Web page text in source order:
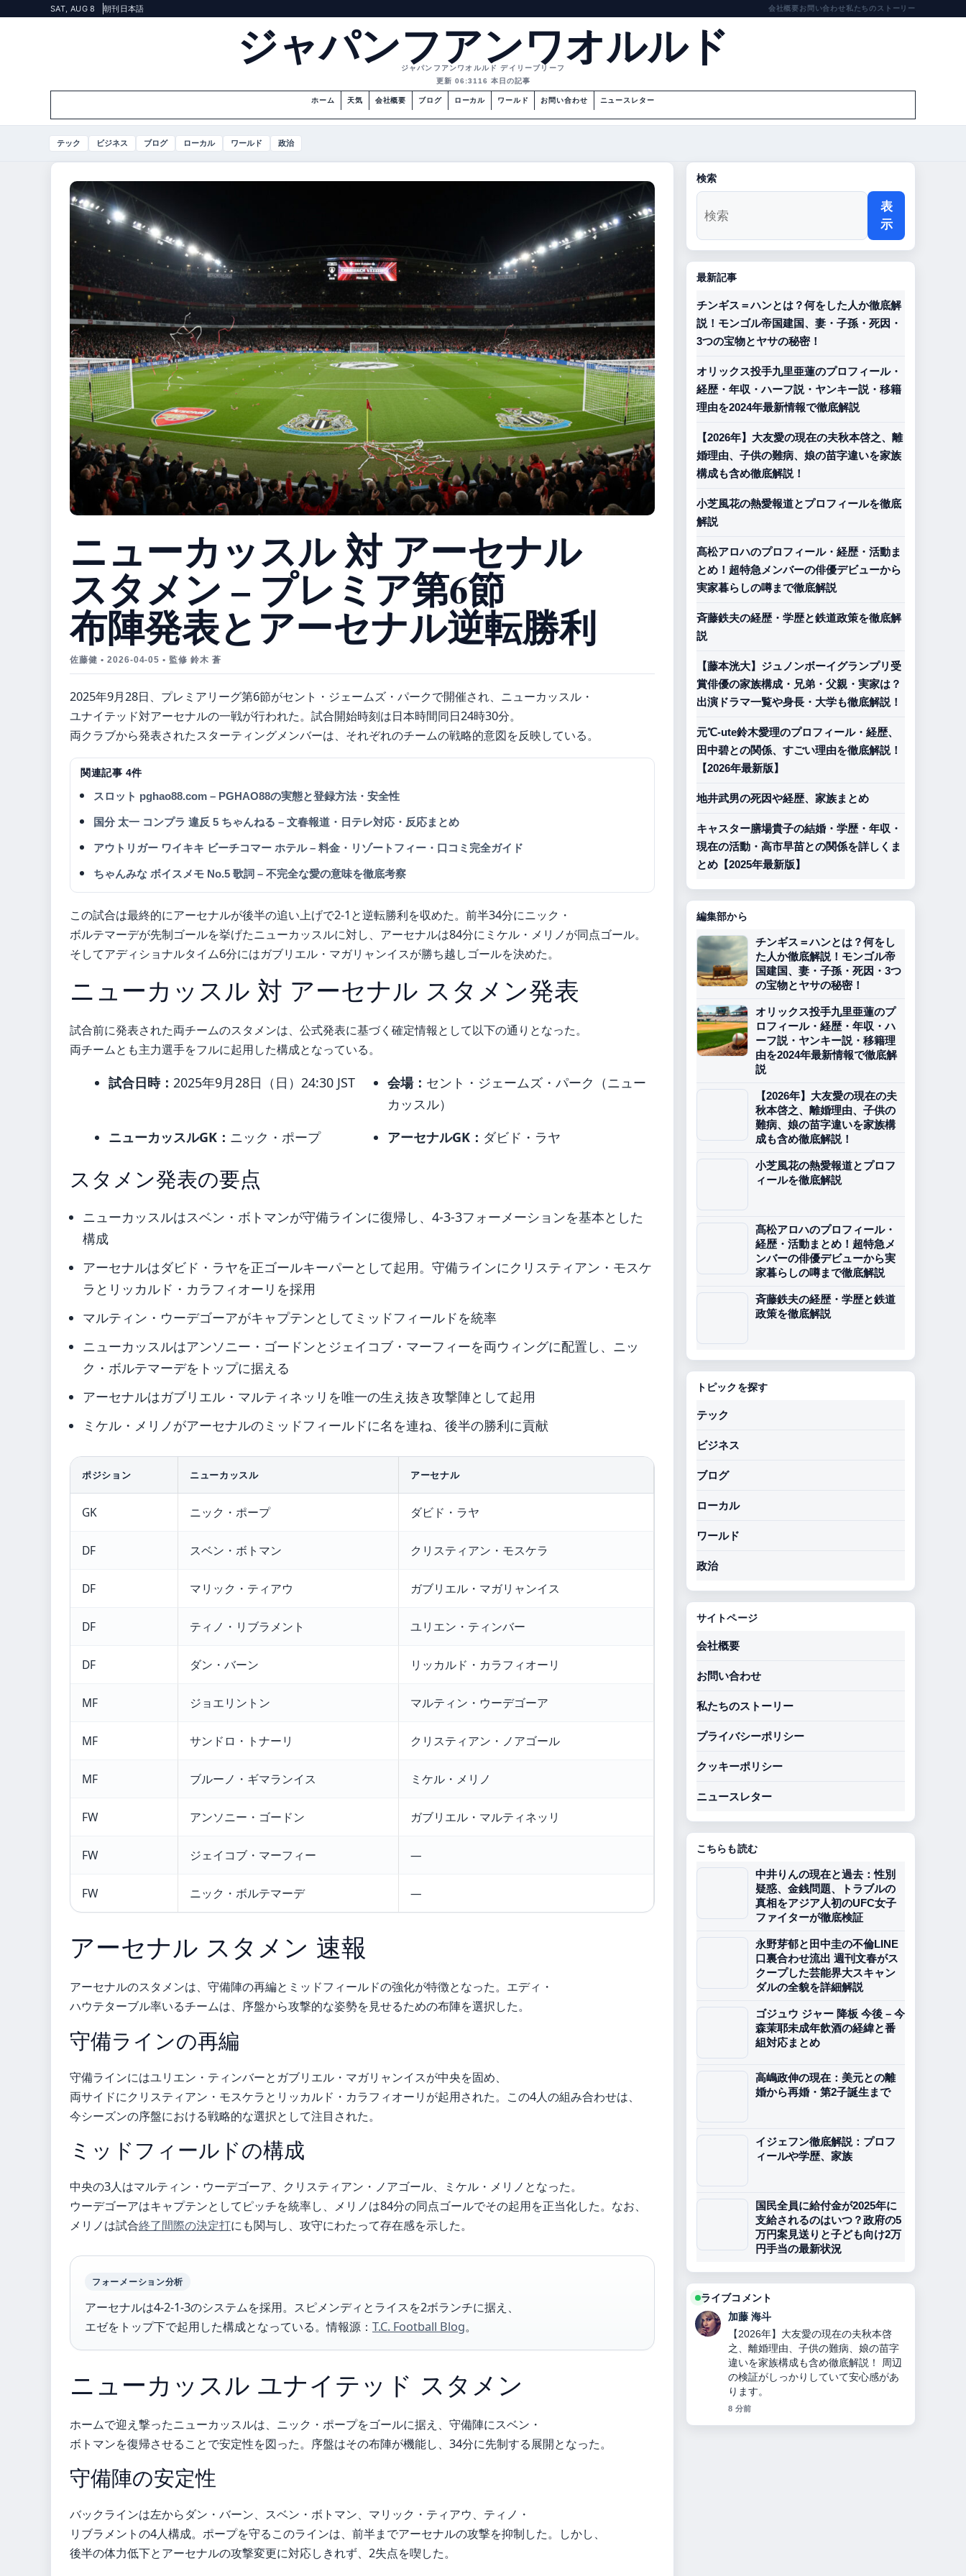
SAT, AUG 8 朝刊 日本語 会社概要お問い合わせ私たちのストーリー
ジャパンフアンワオルルド
ジャパンフアンワオルルド デイリーブリーフ
更新 06:31 16 本日の記事
ホーム 天気 会社概要 ブログ ローカル ワールド お問い合わせ ニュースレター
テック ビジネス ブログ ローカル ワールド 政治
ニューカッスル 対 アーセナル
スタメン – プレミア第6節
布陣発表とアーセナル逆転勝利
佐藤健 • 2026-04-05 • 監修 鈴木 蒼
2025年9月28日、プレミアリーグ第6節がセント・ジェームズ・パークで開催され、ニューカッスル・
ユナイテッド対アーセナルの一戦が行われた。試合開始時刻は日本時間同日24時30分。
両クラブから発表されたスターティングメンバーは、それぞれのチームの戦略的意図を反映している。
関連記事 4件
スロット pghao88.com – PGHAO88の実態と登録方法・安全性
国分 太一 コンプラ 違反 5 ちゃんねる – 文春報道・日テレ対応・反応まとめ
アウトリガー ワイキキ ビーチコマー ホテル – 料金・リゾートフィー・口コミ完全ガイド
ちゃんみな ボイスメモ No.5 歌詞 – 不完全な愛の意味を徹底考察
この試合は最終的にアーセナルが後半の追い上げで2-1と逆転勝利を収めた。前半34分にニック・
ボルテマーデが先制ゴールを挙げたニューカッスルに対し、アーセナルは84分にミケル・メリノが同点ゴール。
そしてアディショナルタイム6分にはガブリエル・マガリャンイスが勝ち越しゴールを決めた。
ニューカッスル 対 アーセナル スタメン発表
試合前に発表された両チームのスタメンは、公式発表に基づく確定情報として以下の通りとなった。
両チームとも主力選手をフルに起用した構成となっている。
試合日時： 2025年9月28日（日）24:30 JST 会場： セント・ジェームズ・パーク（ニュー
カッスル）
ニューカッスルGK： ニック・ポープ アーセナルGK： ダビド・ラヤ
スタメン発表の要点
ニューカッスルはスベン・ボトマンが守備ラインに復帰し、4-3-3フォーメーションを基本とした
構成
アーセナルはダビド・ラヤを正ゴールキーパーとして起用。守備ラインにクリスティアン・モスケ
ラとリッカルド・カラフィオーリを採用
マルティン・ウーデゴーアがキャプテンとしてミッドフィールドを統率
ニューカッスルはアンソニー・ゴードンとジェイコブ・マーフィーを両ウィングに配置し、ニッ
ク・ボルテマーデをトップに据える
アーセナルはガブリエル・マルティネッリを唯一の生え抜き攻撃陣として起用
ミケル・メリノがアーセナルのミッドフィールドに名を連ね、後半の勝利に貢献
ポジション ニューカッスル アーセナル
GK ニック・ポープ ダビド・ラヤ
DF スベン・ボトマン クリスティアン・モスケラ
DF マリック・ティアウ ガブリエル・マガリャンイス
DF ティノ・リブラメント ユリエン・ティンバー
DF ダン・バーン リッカルド・カラフィオーリ
MF ジョエリントン マルティン・ウーデゴーア
MF サンドロ・トナーリ クリスティアン・ノアゴール
MF ブルーノ・ギマランイス ミケル・メリノ
FW アンソニー・ゴードン ガブリエル・マルティネッリ
FW ジェイコブ・マーフィー ―
FW ニック・ボルテマーデ ―
アーセナル スタメン 速報
アーセナルのスタメンは、守備陣の再編とミッドフィールドの強化が特徴となった。エディ・
ハウテターブル率いるチームは、序盤から攻撃的な姿勢を見せるための布陣を選択した。
守備ラインの再編
守備ラインにはユリエン・ティンバーとガブリエル・マガリャンイスが中央を固め、
両サイドにクリスティアン・モスケラとリッカルド・カラフィオーリが起用された。この4人の組み合わせは、
今シーズンの序盤における戦略的な選択として注目された。
ミッドフィールドの構成
中央の3人はマルティン・ウーデゴーア、クリスティアン・ノアゴール、ミケル・メリノとなった。
ウーデゴーアはキャプテンとしてピッチを統率し、メリノは84分の同点ゴールでその起用を正当化した。なお、
メリノは試合終了間際の決定打にも関与し、攻守にわたって存在感を示した。
フォーメーション分析
アーセナルは4-2-1-3のシステムを採用。スピメンディとライスを2ボランチに据え、
エゼをトップ下で起用した構成となっている。情報源： T.C. Football Blog。
ニューカッスル ユナイテッド スタメン
ホームで迎え撃ったニューカッスルは、ニック・ポープをゴールに据え、守備陣にスベン・
ボトマンを復帰させることで安定性を図った。序盤はその布陣が機能し、34分に先制する展開となった。
守備陣の安定性
バックラインは左からダン・バーン、スベン・ボトマン、マリック・ティアウ、ティノ・
リブラメントの4人構成。ポープを守るこのラインは、前半までアーセナルの攻撃を抑制した。しかし、
後半の体力低下とアーセナルの攻撃変更に対応しきれず、2失点を喫した。
検索
表
示
最新記事
チンギス＝ハンとは？何をした人か徹底解
説！モンゴル帝国建国、妻・子孫・死因・
3つの宝物とヤサの秘密！
オリックス投手九里亜蓮のプロフィール・
経歴・年収・ハーフ説・ヤンキー説・移籍
理由を2024年最新情報で徹底解説
【2026年】大友愛の現在の夫秋本啓之、離
婚理由、子供の難病、娘の苗字違いを家族
構成も含め徹底解説！
小芝風花の熱愛報道とプロフィールを徹底
解説
髙松アロハのプロフィール・経歴・活動ま
とめ！超特急メンバーの俳優デビューから
実家暮らしの噂まで徹底解説
斉藤鉄夫の経歴・学歴と鉄道政策を徹底解
説
【藤本洸大】ジュノンボーイグランプリ受
賞俳優の家族構成・兄弟・父親・実家は？
出演ドラマ一覧や身長・大学も徹底解説！
元℃-ute鈴木愛理のプロフィール・経歴、
田中碧との関係、すごい理由を徹底解説！
【2026年最新版】
地井武男の死因や経歴、家族まとめ
キャスター膳場貴子の結婚・学歴・年収・
現在の活動・高市早苗との関係を詳しくま
とめ【2025年最新版】
編集部から
チンギス＝ハンとは？何をし
た人か徹底解説！モンゴル帝
国建国、妻・子孫・死因・3つ
の宝物とヤサの秘密！
オリックス投手九里亜蓮のプ
ロフィール・経歴・年収・ハ
ーフ説・ヤンキー説・移籍理
由を2024年最新情報で徹底解
説
【2026年】大友愛の現在の夫
秋本啓之、離婚理由、子供の
難病、娘の苗字違いを家族構
成も含め徹底解説！
小芝風花の熱愛報道とプロフ
ィールを徹底解説
髙松アロハのプロフィール・
経歴・活動まとめ！超特急メ
ンバーの俳優デビューから実
家暮らしの噂まで徹底解説
斉藤鉄夫の経歴・学歴と鉄道
政策を徹底解説
トピックを探す
テック
ビジネス
ブログ
ローカル
ワールド
政治
サイトページ
会社概要
お問い合わせ
私たちのストーリー
プライバシーポリシー
クッキーポリシー
ニュースレター
こちらも読む
中井りんの現在と過去：性別
疑惑、金銭問題、トラブルの
真相をアジア人初のUFC女子
ファイターが徹底検証
永野芽郁と田中圭の不倫LINE
口裏合わせ流出 週刊文春がス
クープした芸能界大スキャン
ダルの全貌を詳細解説
ゴジュウ ジャー 降板 今後 – 今
森茉耶未成年飲酒の経緯と番
組対応まとめ
高嶋政伸の現在：美元との離
婚から再婚・第2子誕生まで
イジェフン徹底解説：プロフ
ィールや学歴、家族
国民全員に給付金が2025年に
支給されるのはいつ？政府の5
万円案見送りと子ども向け2万
円手当の最新状況
ライブコメント
高橋 蓮
チンギス＝ハンとは？何をした人か徹
底解説！モンゴル帝国建国、妻・子
孫・死因・3つの宝物とヤサの秘密！
の整理がとても分かりやすいです。今
日の中でも特に読みやすいです。
10 分前